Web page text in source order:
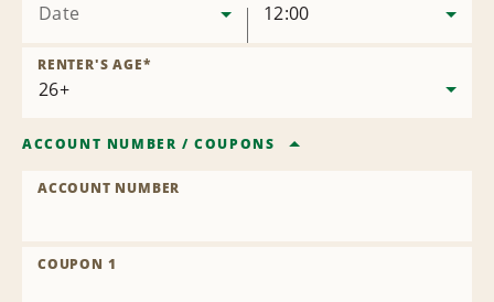
Date 12:00
RENTER'S AGE*
ACCOUNT NUMBER /COUPONS
ACCOUNT NUMBER
COUPON 1